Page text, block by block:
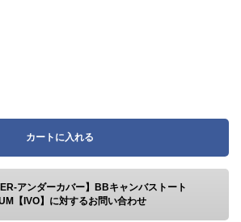
カートに入れる
アンダーカバー】BBキャンバストート
【IVO】に対するお問い合わせ